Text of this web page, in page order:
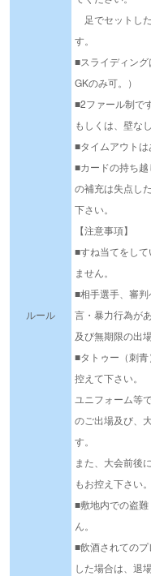
ルール
足でセットし
す。
■スライディン
GKのみ可。）
■2ファール制で
もしくは、壁な
■タイムアウトは
■カードの持ち
の補充は失点し
下さい。
【注意事項】
■すね当てをし
ません。
■相手選手、審
言・暴力行為が
及び無期限の出
■タトゥー（刺
控えて下さい。
ユニフォーム等
のご出場及び、
す。
また、大会前後
もお控え下さい。
■敷地内での盗
ん。
■飲酒されての
した場合は、退